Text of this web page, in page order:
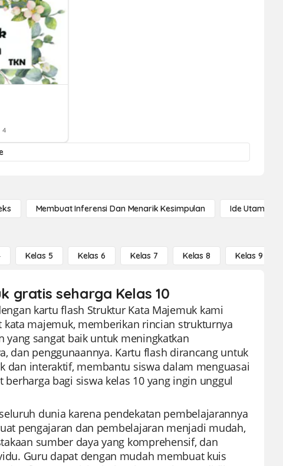
4
Membuat Inferensi Dan Menarik Kesimpulan Ide Utama
Kelas 5 Kelas 6 Kelas 7 Kelas 8 Kelas 9
gratis seharga Kelas 10
kartu flash Struktur Kata Majemuk kami
majemuk, memberikan rincian strukturnya
yang sangat baik untuk meningkatkan
dan penggunaannya. Kartu flash dirancang untuk
interaktif, membantu siswa dalam menguasai
bagi siswa kelas 10 yang ingin unggul
dunia karena pendekatan pembelajarannya
pengajaran dan pembelajaran menjadi mudah,
sumber daya yang komprehensif, dan
Guru dapat dengan mudah membuat kuis